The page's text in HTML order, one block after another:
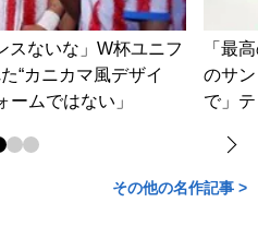
スないな」W杯ユニフ
“カニカマ風デザイ
ームではない」
「最
のサ
で」
その他の名作記事 >